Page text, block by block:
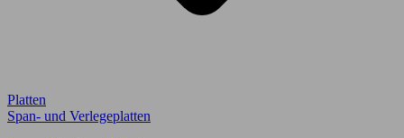
Platten
Span- und Verlegeplatten